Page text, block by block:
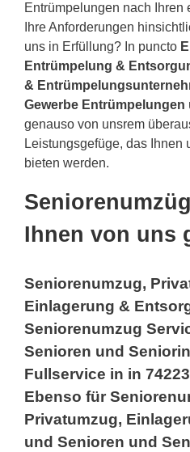
Entrümpelungen nach
Ihre Anforderungen
uns in Erfüllung? In puncto
Entrümpelung &
&
Gewerbe Entrümpelungen
genauso von unsrem
Leistungsgefüge, das Ihnen
bieten werden.
Ihnen von uns
Seniorenumzug,
Einlagerung &
Seniorenumzug
Senioren und
Fullservice in in
Ebenso für
Privatumzug,
und Senioren und